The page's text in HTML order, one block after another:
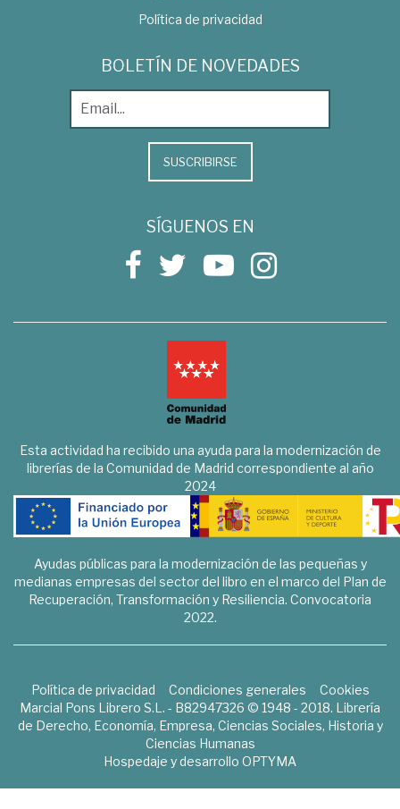
Política de privacidad
BOLETÍN DE NOVEDADES
SUSCRIBIRSE
SÍGUENOS EN
Esta actividad ha recibido una ayuda para la modernización de
librerías de la Comunidad de Madrid correspondiente al año
2024
Ayudas públicas para la modernización de las pequeñas y
medianas empresas del sector del libro en el marco del Plan de
Recuperación, Transformación y Resiliencia. Convocatoria
2022.
Política de privacidad Condiciones generales
Cookies
Marcial Pons Librero S.L. - B82947326 © 1948 - 2018. Librería
de Derecho, Economía, Empresa, Ciencias Sociales, Historia y
Ciencias Humanas
Hospedaje y desarrollo OPTYMA